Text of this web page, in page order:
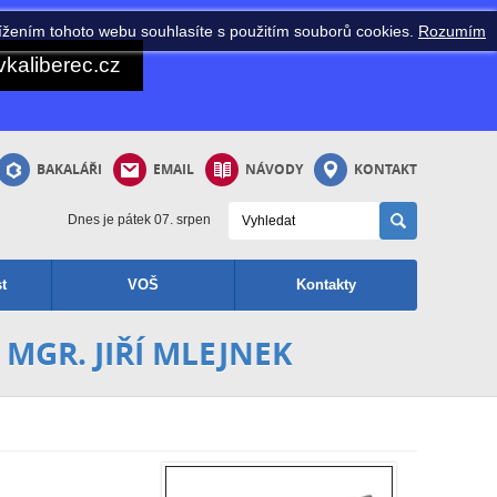
BAKALÁŘI EMAIL NÁVODY KONTAKT
Dnes je pátek 07. srpen
VOŠ Kontakty
JIŘÍ MLEJNEK
tohoto webu souhlasíte s použitím souborů cookies. Rozumím